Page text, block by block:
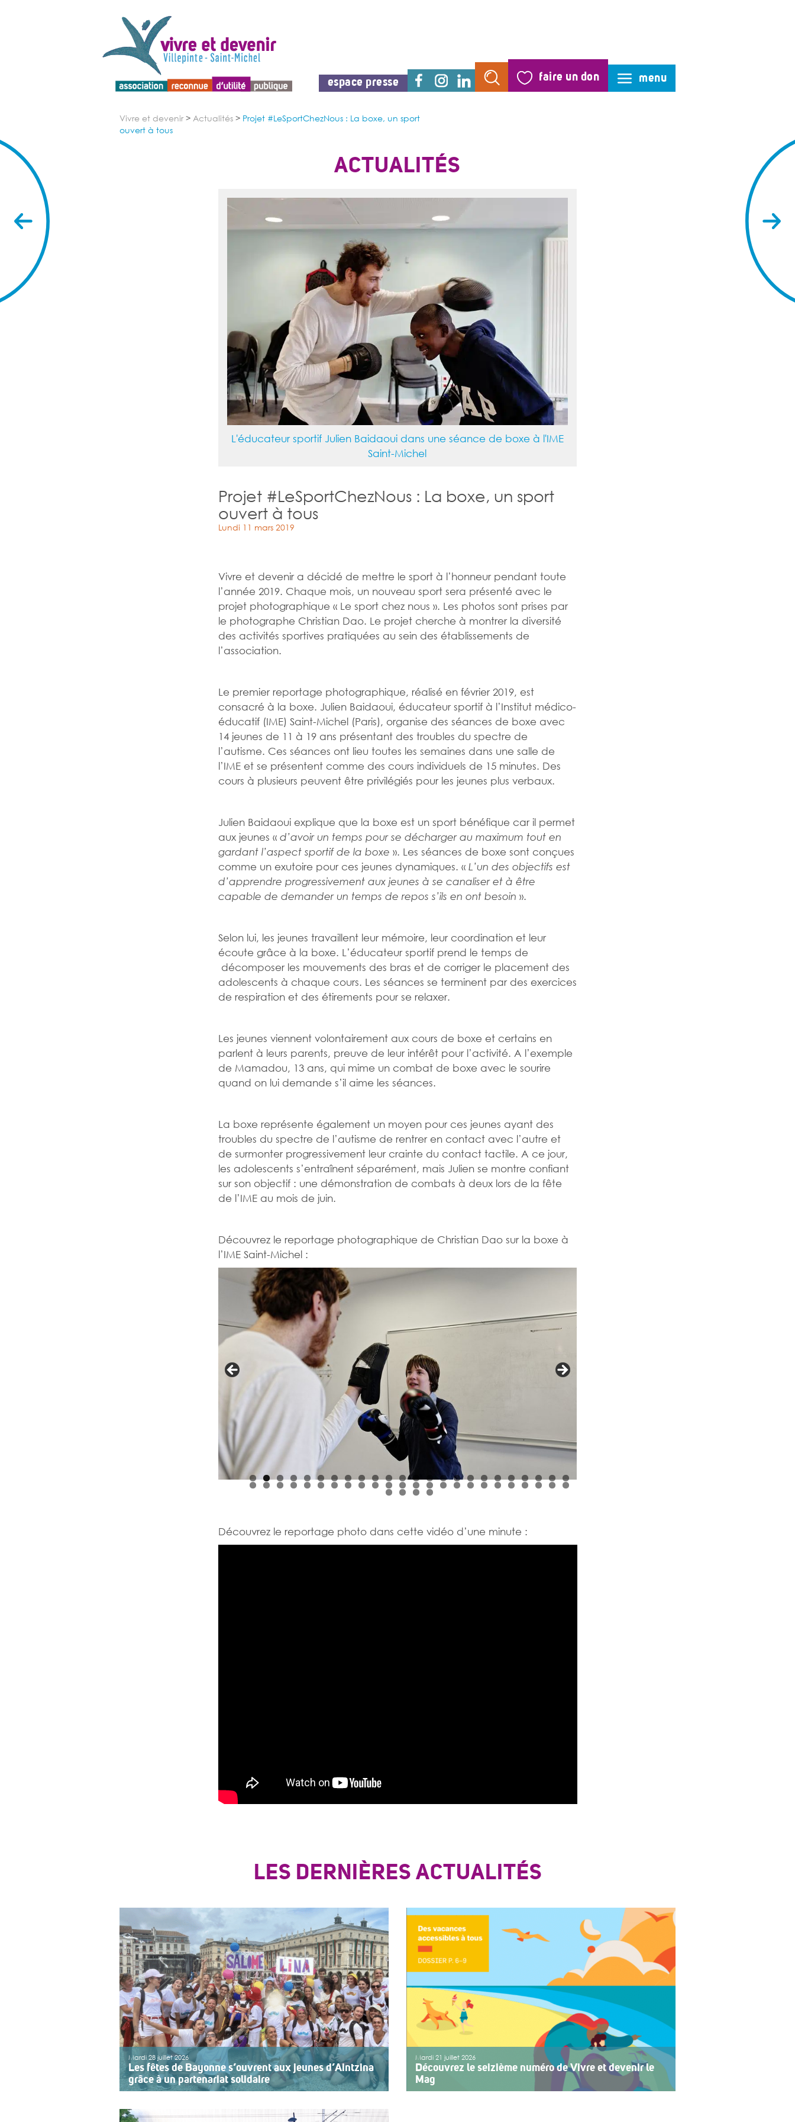
espace presse faire un don menu
Vivre et devenir > Actualités > Projet #LeSportChezNous : La boxe, un sport
ouvert à tous
ACTUALITÉS
L'éducateur sportif Julien Baidaoui dans une séance de boxe à l'IME
Saint-Michel
Projet #LeSportChezNous : La boxe, un sport
ouvert à tous
Lundi 11 mars 2019
Vivre et devenir a décidé de mettre le sport à l’honneur pendant toute
l’année 2019. Chaque mois, un nouveau sport sera présenté avec le
projet photographique « Le sport chez nous ». Les photos sont prises par
le photographe Christian Dao. Le projet cherche à montrer la diversité
des activités sportives pratiquées au sein des établissements de
l’association.
Le premier reportage photographique, réalisé en février 2019, est
consacré à la boxe. Julien Baidaoui, éducateur sportif à l’Institut médico-
éducatif (IME) Saint-Michel (Paris), organise des séances de boxe avec
14 jeunes de 11 à 19 ans présentant des troubles du spectre de
l’autisme. Ces séances ont lieu toutes les semaines dans une salle de
l’IME et se présentent comme des cours individuels de 15 minutes. Des
cours à plusieurs peuvent être privilégiés pour les jeunes plus verbaux.
Julien Baidaoui explique que la boxe est un sport bénéfique car il permet
aux jeunes « d’avoir un temps pour se décharger au maximum tout en
gardant l’aspect sportif de la boxe ». Les séances de boxe sont conçues
comme un exutoire pour ces jeunes dynamiques. « L’un des objectifs est
d’apprendre progressivement aux jeunes à se canaliser et à être
capable de demander un temps de repos s’ils en ont besoin ».
Selon lui, les jeunes travaillent leur mémoire, leur coordination et leur
écoute grâce à la boxe. L’éducateur sportif prend le temps de
décomposer les mouvements des bras et de corriger le placement des
adolescents à chaque cours. Les séances se terminent par des exercices
de respiration et des étirements pour se relaxer.
Les jeunes viennent volontairement aux cours de boxe et certains en
parlent à leurs parents, preuve de leur intérêt pour l’activité. A l’exemple
de Mamadou, 13 ans, qui mime un combat de boxe avec le sourire
quand on lui demande s’il aime les séances.
La boxe représente également un moyen pour ces jeunes ayant des
troubles du spectre de l’autisme de rentrer en contact avec l’autre et
de surmonter progressivement leur crainte du contact tactile. A ce jour,
les adolescents s’entraînent séparément, mais Julien se montre confiant
sur son objectif : une démonstration de combats à deux lors de la fête
de l’IME au mois de juin.
Découvrez le reportage photographique de Christian Dao sur la boxe à
l’IME Saint-Michel :
Découvrez le reportage photo dans cette vidéo d’une minute :
LES DERNIÈRES ACTUALITÉS
Mardi 28 juillet 2026
Les fêtes de Bayonne s’ouvrent aux jeunes d’Aintzina
grâce à un partenariat solidaire
sept ans, l’association ouvre le premier jour des fêtes de
Mardi 21 juillet 2026
Découvrez le seizième numéro de Vivre et devenir le
Mag